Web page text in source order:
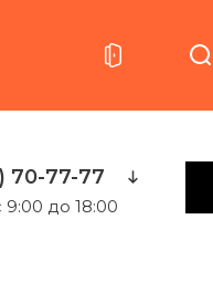
70-77-77
до 18:00